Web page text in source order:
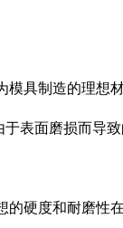
模具制造的理想
表面磨损而导
的硬度和耐磨性